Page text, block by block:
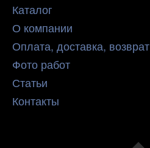
Каталог
О компании
Оплата, доставка, возврат
Фото работ
Статьи
Контакты